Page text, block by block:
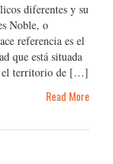
diferentes y su
Noble, o
referencia es el
que está situada
el territorio de […]
Read More